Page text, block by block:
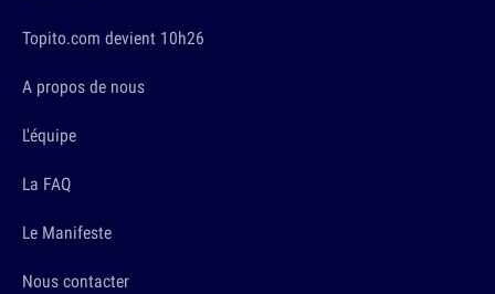
Topito.com devient 10h26
A propos de nous
L'équipe
La FAQ
Le Manifeste
Nous contacter